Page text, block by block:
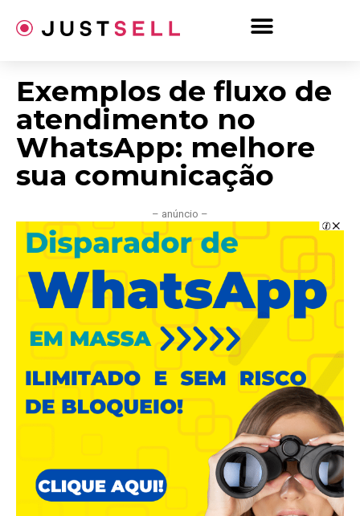
para
Exemplos de fluxo de
atendimento no
WhatsApp: melhore
sua comunicação
– anúncio –